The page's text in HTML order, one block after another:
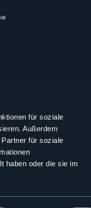
für soziale
Außerdem
für soziale
haben oder die sie im
unseren sozialen Profilen